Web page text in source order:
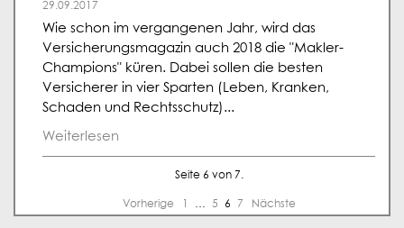
29.09.2017
Wie schon im vergangenen Jahr, wird das
Versicherungsmagazin auch 2018 die "Makler-
Champions" küren. Dabei sollen die besten
Versicherer in vier Sparten (Leben, Kranken,
Schaden und Rechtsschutz)...
Weiterlesen
Seite 6 von 7.
Vorherige … 5 6 7 Nächste